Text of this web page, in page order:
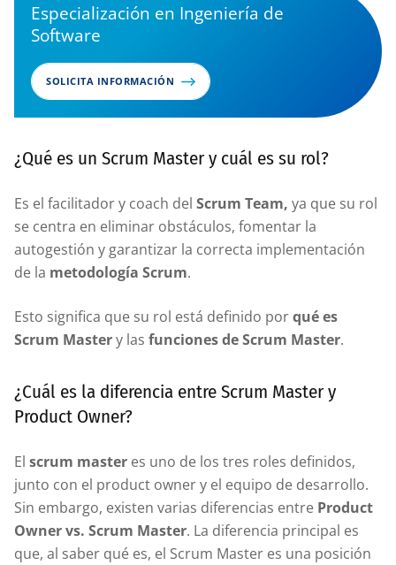
Especialización en Ingeniería de
Software
SOLICITA INFORMACIÓN
¿Qué es un Scrum Master y cuál es su rol?
Es el facilitador y coach del Scrum Team, ya que su rol
se centra en eliminar obstáculos, fomentar la
autogestión y garantizar la correcta implementación
de la metodología Scrum.
Esto significa que su rol está definido porqué es
Scrum Mastery las funciones de Scrum Master.
¿Cuál es la diferencia entre Scrum Master y
Product Owner?
El scrum master es uno de los tres roles definidos,
junto con el product owner y el equipo de desarrollo.
Sin embargo, existen varias diferencias entre Product
Owner vs. Scrum Master. La diferencia principal es
que, al saber qué es, el Scrum Master es una posición